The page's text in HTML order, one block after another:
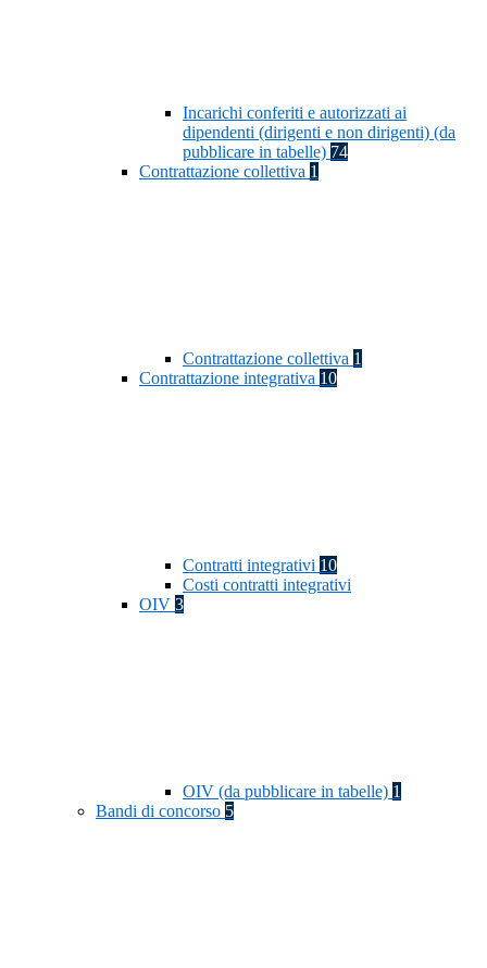
Incarichi conferiti e autorizzati ai
dipendenti (dirigenti e non dirigenti) (da
pubblicare in tabelle) 74
Contrattazione collettiva 1
Contrattazione collettiva 1
Contrattazione integrativa 10
Contratti integrativi 10
Costi contratti integrativi
OIV 3
OIV (da pubblicare in tabelle) 1
Bandi di concorso 5